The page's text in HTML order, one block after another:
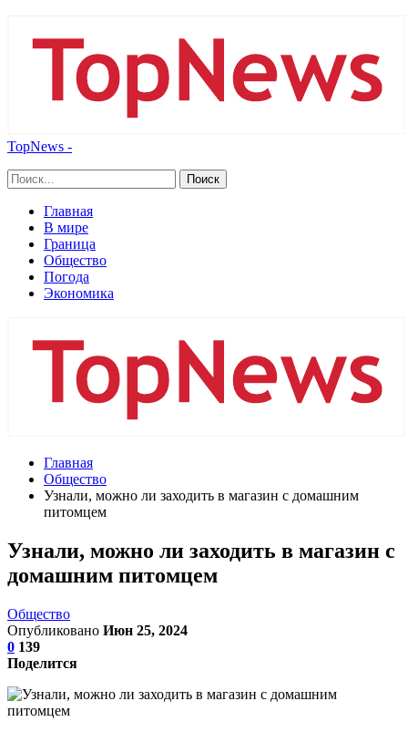
TopNews -
Главная
В мире
Граница
Общество
Погода
Экономика
Главная
Общество
Узнали, можно ли заходить в магазин с домашним
питомцем
Узнали, можно ли заходить в магазин с
домашним питомцем
Общество
Опубликовано Июн 25, 2024
0 139
Поделится